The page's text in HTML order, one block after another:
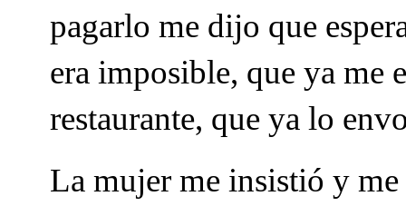
pagarlo me dijo que
era imposible, que ya me
restaurante, que ya lo
La mujer me insistió y me